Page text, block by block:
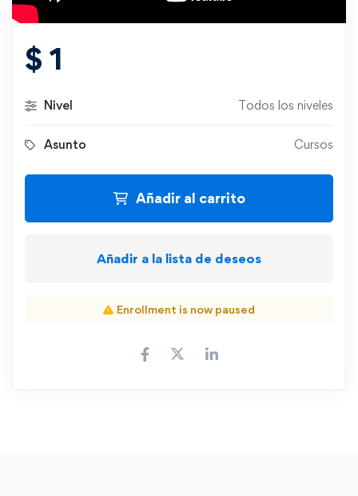
$ 1
Nivel Todos los niveles
Asunto Cursos
Añadir al carrito
Añadir a la lista de deseos
Enrollment is now paused